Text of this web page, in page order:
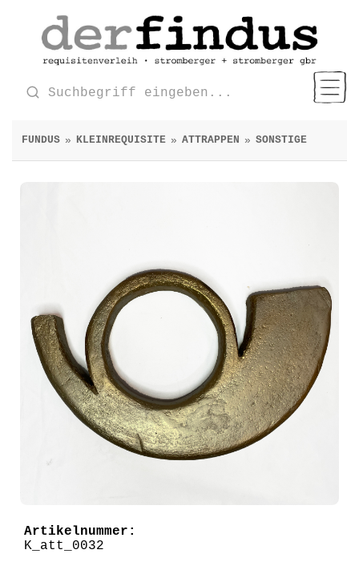
FUNDUS » KLEINREQUISITE » ATTRAPPEN » SONSTIGE
Artikelnummer:
K_att_0032